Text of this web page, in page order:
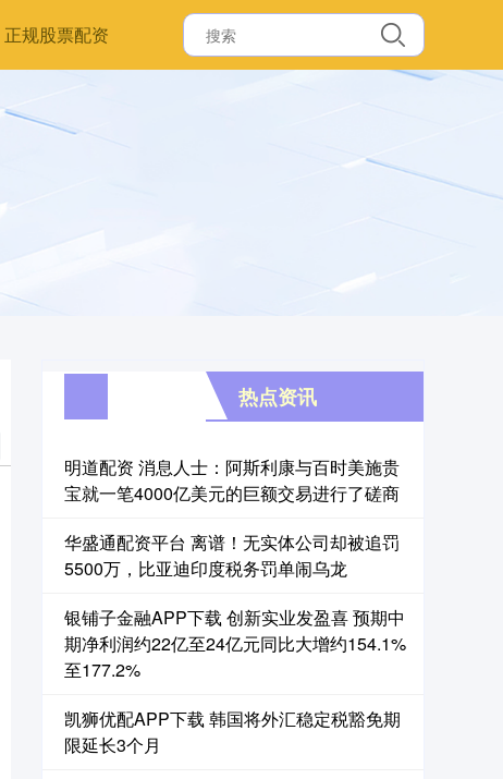
正规股票配资
热点资讯
明道配资 消息人士：阿斯利康与百时美施贵
宝就一笔4000亿美元的巨额交易进行了磋商
华盛通配资平台 离谱！无实体公司却被追罚
5500万，比亚迪印度税务罚单闹乌龙
银铺子金融APP下载 创新实业发盈喜 预期中
期净利润约22亿至24亿元同比大增约154.1%
至177.2%
凯狮优配APP下载 韩国将外汇稳定税豁免期
限延长3个月